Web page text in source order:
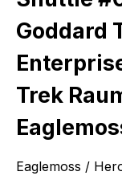
Goddard
Trek
Eaglemoss /